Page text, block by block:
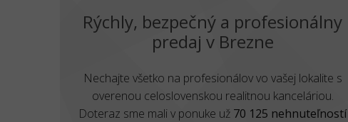
Rýchly, bezpečný a profesionálny
predaj v Brezne
Nechajte všetko na profesionálov vo vašej lokalite s
overenou celoslovenskou realitnou kanceláriou.
Doteraz sme mali v ponuke už 70 125 nehnuteľností